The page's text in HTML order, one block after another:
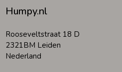
Kledingaccessoires
Humpy.nl
Rooseveltstraat 18 D
2321BM Leiden
Nederland